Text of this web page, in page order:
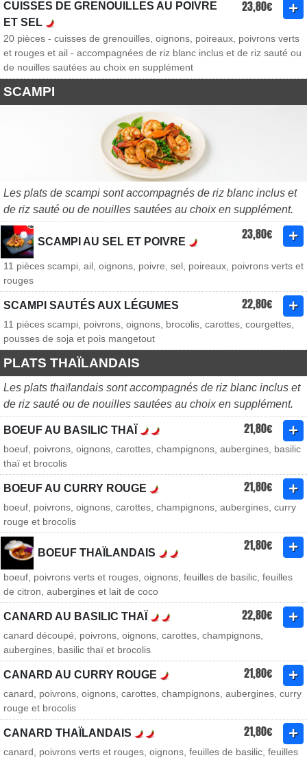
CUISSES DE GRENOUILLES AU POIVRE
ET SEL
23,80€
20 pièces - cuisses de grenouilles, oignons, poireaux, poivrons verts
et rouges et ail - accompagnées de riz blanc inclus et de riz sauté ou
de nouilles sautées au choix en supplément
SCAMPI
Les plats de scampi sont accompagnés de riz blanc inclus et
de riz sauté ou de nouilles sautées au choix en supplément.
SCAMPI AU SEL ET POIVRE 23,80€
11 pièces scampi, ail, oignons, poivre, sel, poireaux, poivrons verts et
rouges
SCAMPI SAUTÉS AUX LÉGUMES 22,80€
11 pièces scampi, poivrons, oignons, brocolis, carottes, courgettes,
pousses de soja et pois mangetout
PLATS THAÏLANDAIS
Les plats thaïlandais sont accompagnés de riz blanc inclus et
de riz sauté ou de nouilles sautées au choix en supplément.
BOEUF AU BASILIC THAÏ 21,80€
boeuf, poivrons, oignons, carottes, champignons, aubergines, basilic
thaï et brocolis
BOEUF AU CURRY ROUGE 21,80€
boeuf, poivrons, oignons, carottes, champignons, aubergines, curry
rouge et brocolis
BOEUF THAÏLANDAIS 21,80€
boeuf, poivrons verts et rouges, oignons, feuilles de basilic, feuilles
de citron, aubergines et lait de coco
CANARD AU BASILIC THAÏ 22,80€
canard découpé, poivrons, oignons, carottes, champignons,
aubergines, basilic thaï et brocolis
CANARD AU CURRY ROUGE 21,80€
canard, poivrons, oignons, carottes, champignons, aubergines, curry
rouge et brocolis
CANARD THAÏLANDAIS 21,80€
canard, poivrons verts et rouges, oignons, feuilles de basilic, feuilles